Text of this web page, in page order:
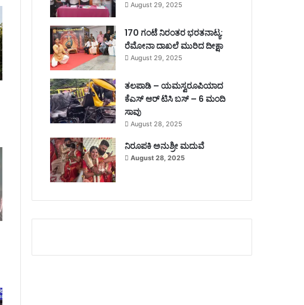
August 29, 2025
170 ಗಂಟೆ ನಿರಂತರ ಭರತನಾಟ್ಯ:
ರೆಮೋನಾ ದಾಖಲೆ ಮುರಿದ ದೀಕ್ಷಾ
August 29, 2025
ತಲಪಾಡಿ – ಯಮಸ್ವರೂಪಿಯಾದ
ಕೆಎಸ್ ಆರ್ ಟಿಸಿ ಬಸ್ – 6 ಮಂದಿ
ಸಾವು
August 28, 2025
ನಿರೂಪಕಿ ಅನುಶ್ರೀ ಮದುವೆ
August 28, 2025